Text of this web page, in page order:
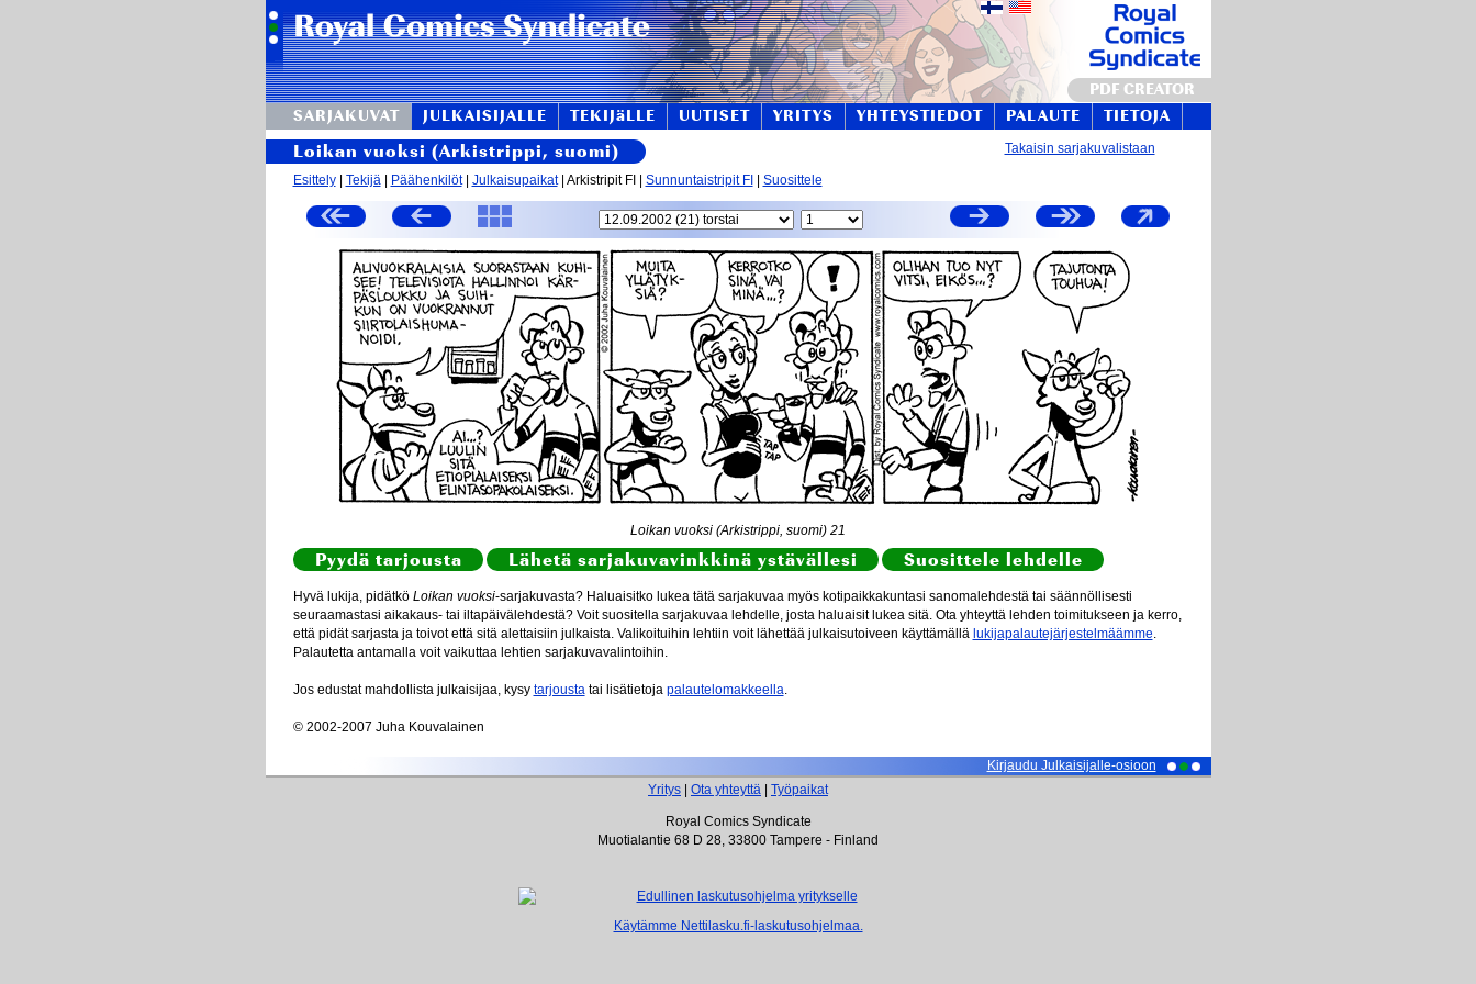
PDF CREATOR
SARJAKUVAT
JULKAISIJALLE TEKIJäLLE UUTISET YRITYS YHTEYSTIEDOT PALAUTE TIETOJA
Loikan vuoksi (Arkistrippi, suomi) Takaisin sarjakuvalistaan
Esittely| Tekijä| Päähenkilöt| Julkaisupaikat| Arkistripit FI | Sunnuntaistripit FI Suosittele
Loikan vuoksi (Arkistrippi, suomi) 21
Pyydä tarjousta Lähetä sarjakuvavinkkinä ystävällesi Suosittele lehdelle
Hyvä lukija, pidätkö Loikan vuoksi-sarjakuvasta? Haluaisitko lukea tätä sarjakuvaa myös kotipaikkakuntasi sanomalehdestä tai säännöllisesti
seuraamastasi aikakaus- tai iltapäivälehdestä? Voit suositella sarjakuvaa lehdelle, josta haluaisit lukea sitä. Ota yhteyttä lehden toimitukseen ja kerro,
että pidät sarjasta ja toivot että sitä alettaisiin julkaista. Valikoituihin lehtiin voit lähettää julkaisutoiveen käyttämällä lukijapalautejärjestelmäämme.
Palautetta antamalla voit vaikuttaa lehtien sarjakuvavalintoihin.
Jos edustat mahdollista julkaisijaa, kysy tarjoustatai lisätietoja palautelomakkeella.
© 2002-2007 Juha Kouvalainen
Kirjaudu Julkaisijalle-osioon
Yritys
Ota yhteyttä Työpaikat
Royal Comics Syndicate
Muotialantie 68 D 28, 33800 Tampere - Finland
Käytämme Nettilasku.fi-laskutusohjelmaa.